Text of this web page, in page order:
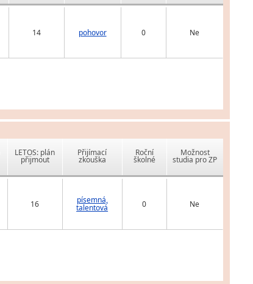
14 pohovor 0 Ne
LETOS: plán
přijmout
Přijímací
zkouška
Roční
školné
Možnost
studia pro ZP
16 písemná,
talentová 0 Ne